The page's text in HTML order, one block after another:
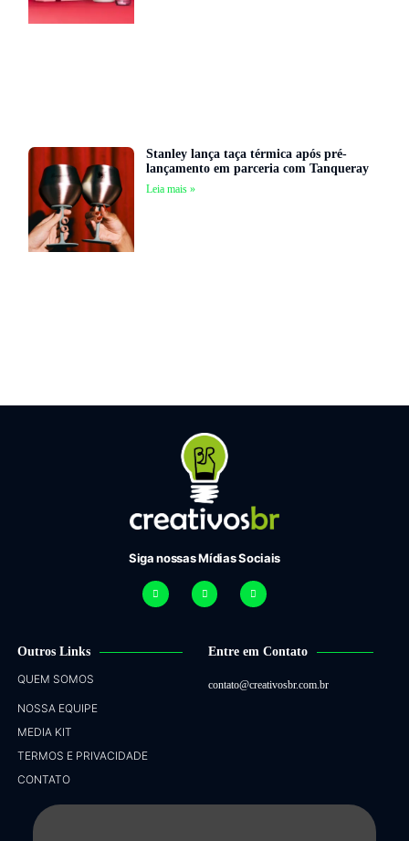
Stanley lança taça térmica após pré-
lançamento em parceria com Tanqueray
Leia mais »
Siga nossas Mídias Sociais
Outros Links
QUEM SOMOS
NOSSA EQUIPE
MEDIA KIT
TERMOS E PRIVACIDADE
CONTATO
Entre em Contato
contato@creativosbr.com.br